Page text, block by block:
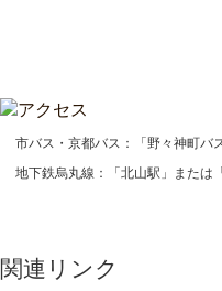
市バス・京都バス：「野々神町バ
地下鉄烏丸線：「北山駅」または
関連リンク